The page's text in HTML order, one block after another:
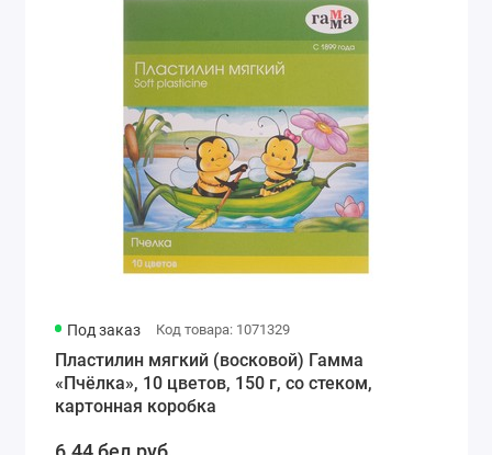
Под заказ Код товара: 1071329
Пластилин мягкий (восковой) Гамма
«Пчёлка», 10 цветов, 150 г, со стеком,
картонная коробка